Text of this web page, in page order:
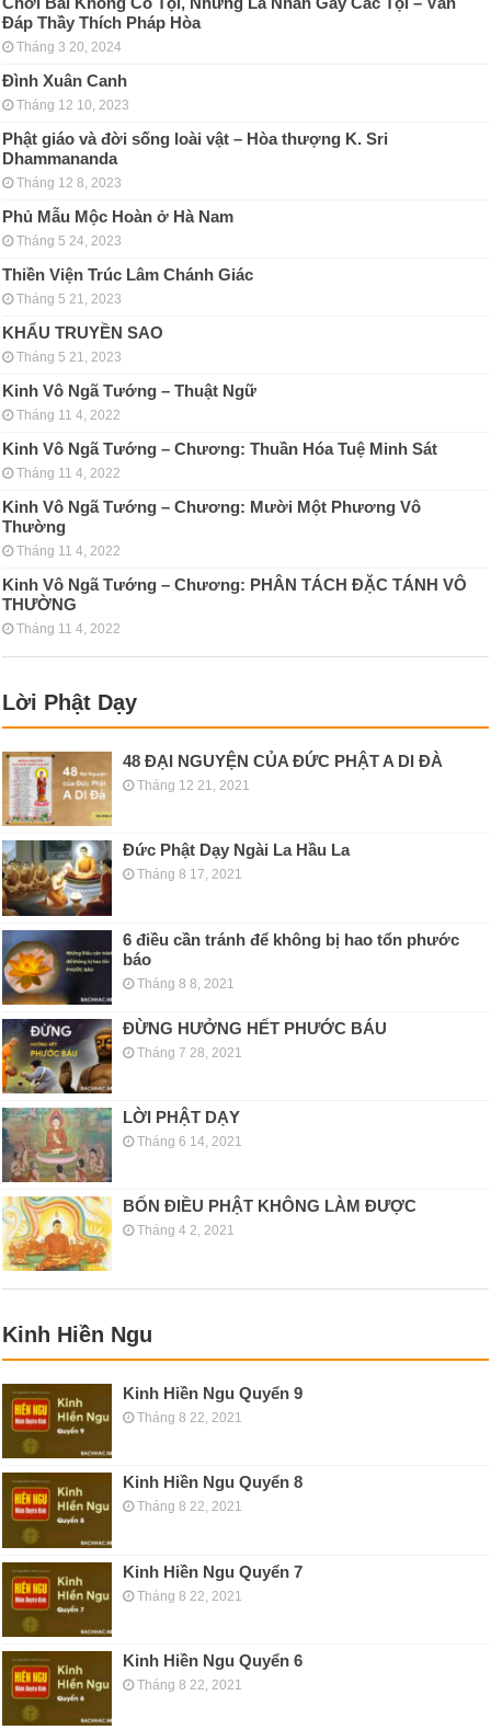
Đáp Thầy Thích Pháp Hòa
Tháng 3 20, 2024
Đình Xuân Canh
Tháng 12 10, 2023
Phật giáo và đời sống loài vật – Hòa thượng K. Sri
Dhammananda
Tháng 12 8, 2023
Phủ Mẫu Mộc Hoàn ở Hà Nam
Tháng 5 24, 2023
Thiền Viện Trúc Lâm Chánh Giác
Tháng 5 21, 2023
KHẨU TRUYỀN SAO
Tháng 5 21, 2023
Kinh Vô Ngã Tướng – Thuật Ngữ
Tháng 11 4, 2022
Kinh Vô Ngã Tướng – Chương: Thuần Hóa Tuệ Minh Sát
Tháng 11 4, 2022
Kinh Vô Ngã Tướng – Chương: Mười Một Phương Vô
Thường
Tháng 11 4, 2022
Kinh Vô Ngã Tướng – Chương: PHÂN TÁCH ÐẶC TÁNH VÔ
THƯỜNG
Tháng 11 4, 2022
Lời Phật Dạy
48 ĐẠI NGUYỆN CỦA ĐỨC PHẬT A DI ĐÀ
Tháng 12 21, 2021
Đức Phật Dạy Ngài La Hầu La
Tháng 8 17, 2021
6 điều cần tránh để không bị hao tổn phước
báo
Tháng 8 8, 2021
ĐỪNG HƯỞNG HẾT PHƯỚC BÁU
Tháng 7 28, 2021
LỜI PHẬT DẠY
Tháng 6 14, 2021
BỐN ĐIỀU PHẬT KHÔNG LÀM ĐƯỢC
Tháng 4 2, 2021
Kinh Hiền Ngu
Kinh Hiền Ngu Quyển 9
Tháng 8 22, 2021
Kinh Hiền Ngu Quyển 8
Tháng 8 22, 2021
Kinh Hiền Ngu Quyển 7
Tháng 8 22, 2021
Kinh Hiền Ngu Quyển 6
Tháng 8 22, 2021